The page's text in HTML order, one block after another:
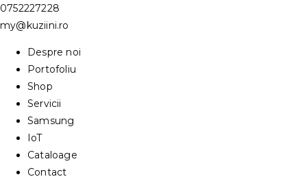
0752227228
my@kuziini.ro
Despre noi
Portofoliu
Shop
Servicii
Samsung
IoT
Cataloage
Contact